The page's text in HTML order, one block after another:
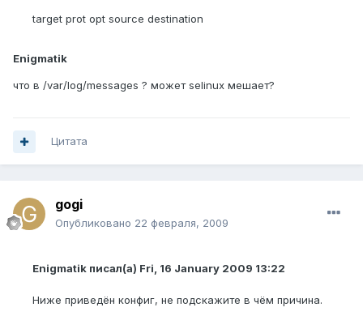
target prot opt source destination
Enigmatik
что в /var/log/messages ? может selinux мешает?
Цитата
gogi
Опубликовано 22 февраля, 2009
Enigmatik писал(а) Fri, 16 January 2009 13:22
Ниже приведён конфиг, не подскажите в чём причина.